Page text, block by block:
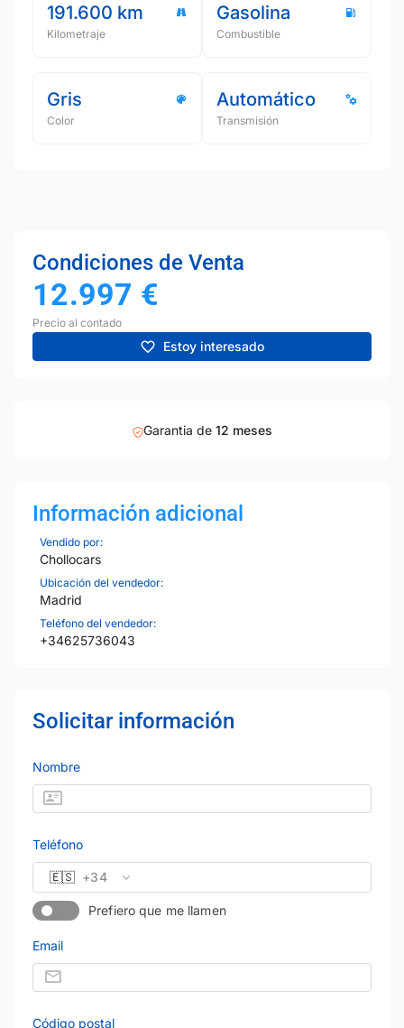
191.600 km
Kilometraje
Gasolina
Combustible
Gris
Color
Automático
Transmisión
Condiciones de Venta
12.997 €
Precio al contado
Estoy interesado
Garantia de 12 meses
Información adicional
Vendido por:
Chollocars
Ubicación del vendedor:
Madrid
Teléfono del vendedor:
+34625736043
Solicitar información
Nombre
Teléfono
🇪🇸 +34
Prefiero que me llamen
Email
Código postal